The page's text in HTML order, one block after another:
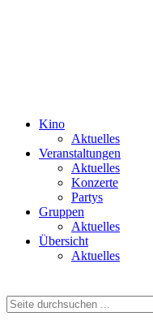
Kino
Aktuelles
Veranstaltungen
Aktuelles
Konzerte
Partys
Gruppen
Aktuelles
Übersicht
Aktuelles